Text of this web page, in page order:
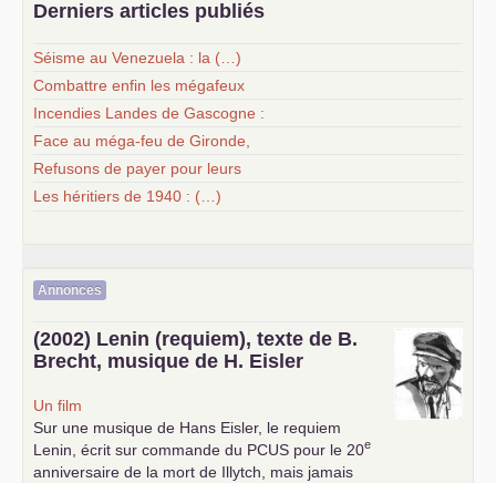
Derniers articles publiés
Séisme au Venezuela : la (…)
Combattre enfin les mégafeux
Incendies Landes de Gascogne :
Face au méga-feu de Gironde,
Refusons de payer pour leurs
Les héritiers de 1940 : (…)
Annonces
(2002) Lenin (requiem), texte de B.
Brecht, musique de H. Eisler
Un film
Sur une musique de Hans Eisler, le requiem
Lenin, écrit sur commande du PCUS pour le 20e
anniversaire de la mort de Illytch, mais jamais